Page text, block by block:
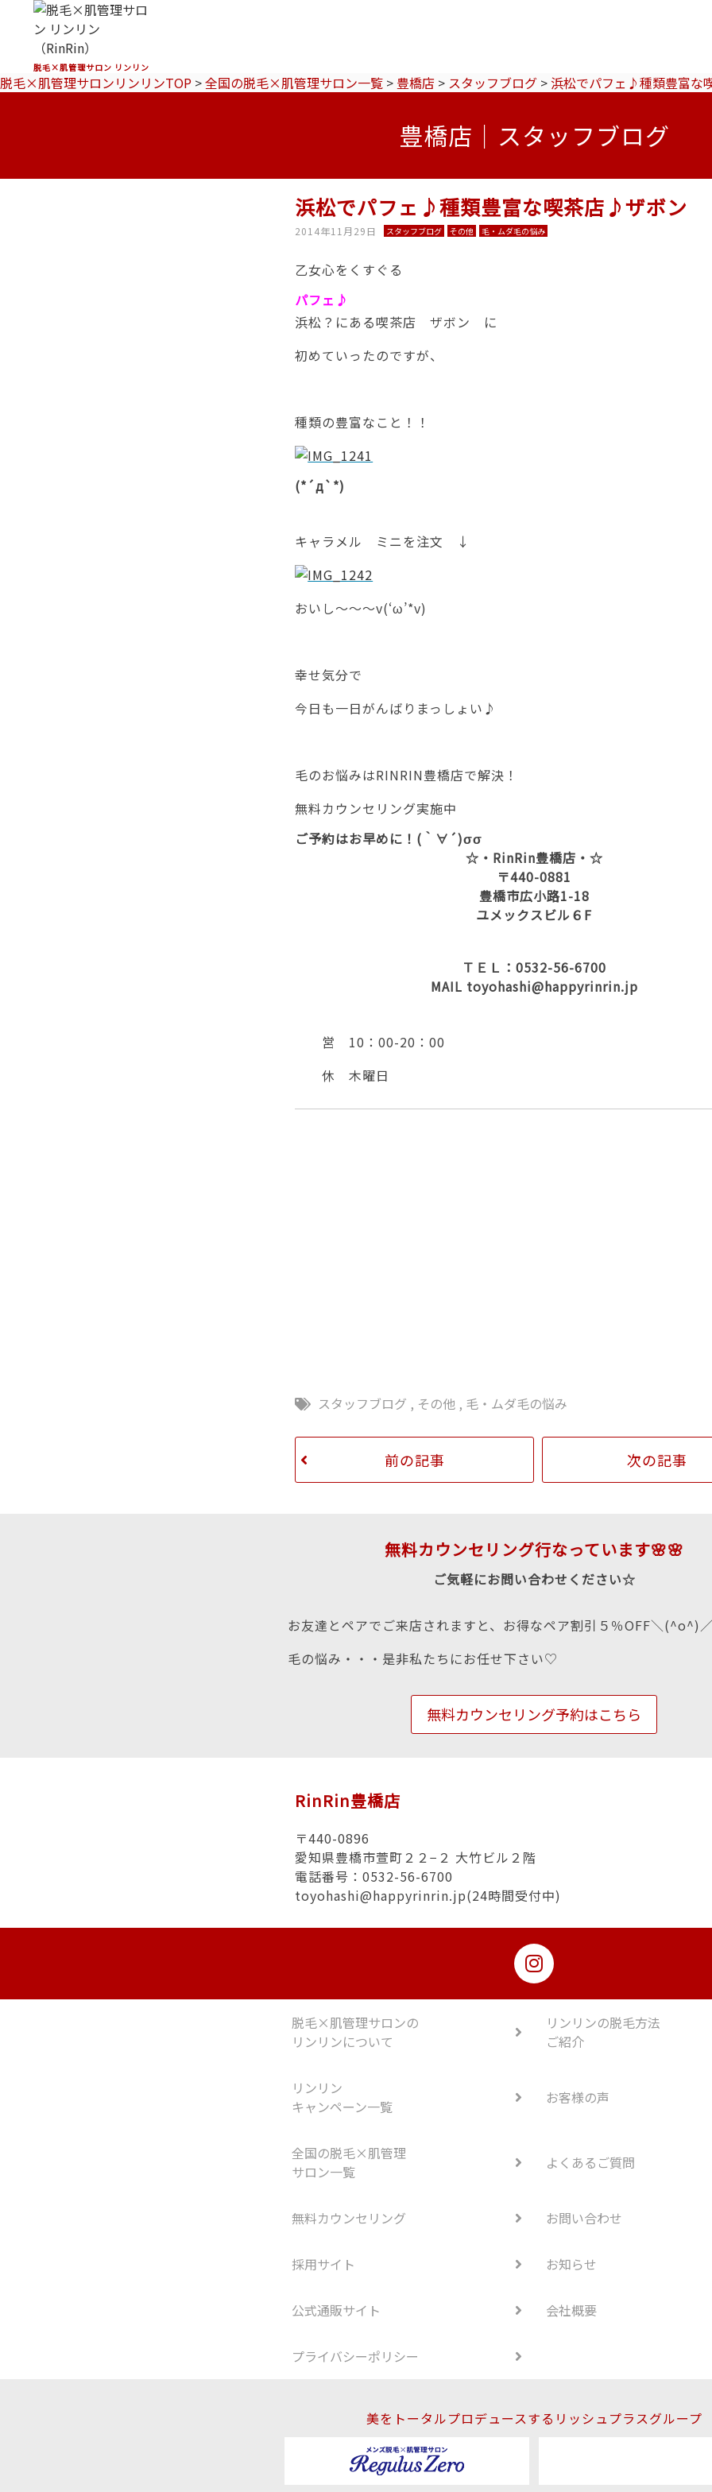
脱毛×肌管理サロン リンリン
脱毛×肌管理サロンリンリンTOP >全国の脱毛×肌管理サロン一覧 > 豊橋店 > スタッフブログ > 浜松でパフェ♪種類豊富な
豊橋店｜スタッフブログ
浜松でパフェ♪種類豊富な喫茶店♪ザボン
2014年11月29日 スタッフブログ その他 毛・ムダ毛の悩み
乙女心をくすぐる
パフェ♪
浜松？にある喫茶店 ザボン に
初めていったのですが、
種類の豊富なこと！！
(*´д`*)
キャラメル ミニを注文 ↓
おいし～～～v(‘ω’*v)
幸せ気分で
今日も一日がんばりまっしょい♪
毛のお悩みはRINRIN豊橋店で解決！
無料カウンセリング実施中
ご予約はお早めに！(｀∀´)σσ
☆・RinRin豊橋店・☆
〒440-0881
豊橋市広小路1-18
ユメックスビル６F
ＴＥＬ：0532-56-6700
MAIL toyohashi@happyrinrin.jp
営 10：00-20：00
休 木曜日
スタッフブログ , その他 , 毛・ムダ毛の悩み
前の記事 次の記事
無料カウンセリング行なっています🌸🌸
ご気軽にお問い合わせください☆
お友達とペアでご来店されますと、お得なペア割引５％OFF＼(^o^)
毛の悩み・・・是非私たちにお任せ下さい♡
無料カウンセリング予約はこちら
RinRin豊橋店
〒440-0896
愛知県豊橋市萱町２２−２ 大竹ビル２階
電話番号：0532-56-6700
toyohashi@happyrinrin.jp(24時間受付中)
脱毛×肌管理サロンの
リンリンについて
リンリンの脱毛方法
ご紹介
リンリン
キャンペーン一覧
お客様の声
全国の脱毛×肌管理
サロン一覧
よくあるご質問
無料カウンセリング お問い合わせ
採用サイト お知らせ
公式通販サイト 会社概要
プライバシーポリシー
美をトータルプロデュースするリッシュプラスグループ